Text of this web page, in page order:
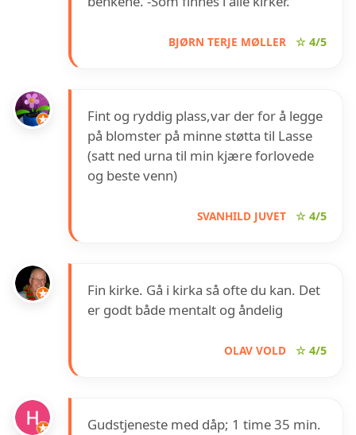
BJØRN TERJE MØLLER ☆ 4/5
Fint og ryddig plass,var der for å legge
på blomster på minne støtta til Lasse
(satt ned urna til min kjære forlovede
og beste venn)
SVANHILD JUVET ☆ 4/5
Fin kirke. Gå i kirka så ofte du kan. Det
er godt både mentalt og åndelig
OLAV VOLD ☆ 4/5
Gudstjeneste med dåp; 1 time 35 min.